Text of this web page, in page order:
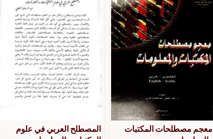
معجم مصطلحات المكتبات
المصطلح العربي في علوم